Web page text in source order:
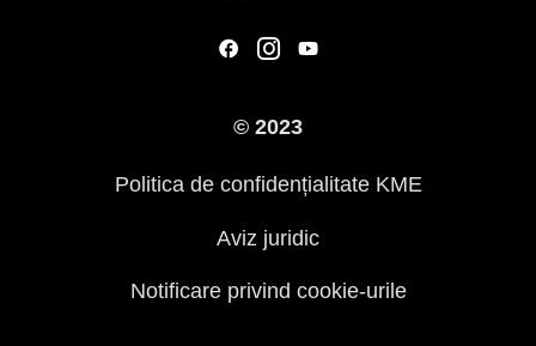
© 2023
Politica de confidențialitate KME
Aviz juridic
Notificare privind cookie-urile